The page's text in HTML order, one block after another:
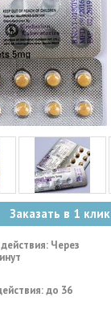
Заказать в 1 клик
Через
до 36